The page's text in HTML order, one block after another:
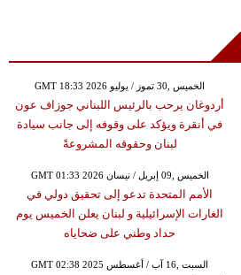
GMT 18:33 2026 الخميس ,30 تموز / يوليو
أردوغان يرحب بالرئيس اللبناني جوزاف عون
في أنقرة ويؤكد على وقوفه إلى جانب سيادة
لبنان وحقوقه المشروعةً
GMT 01:33 2026 الخميس ,09 إبريل / نيسان
الأمم المتحدة تدعو إلى تحقيق دولي في
الغارات الإسرائيلية و لبنان يعلن الخميس يوم
حداد وطني على ضحاياه
GMT 02:38 2025 السبت ,16 آب / أغسطس